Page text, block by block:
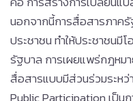
นอกจากนี้การสื่อสารภาค
ประชาชน ทำให้ประชาชนมี
รัฐบาล การเผยแพร่กฎหม
สื่อสารแบบมีส่วนร่วมระหว่